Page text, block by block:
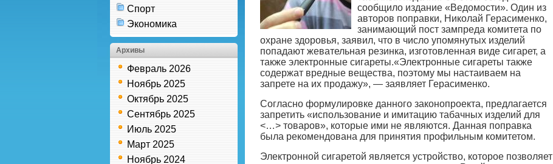
Спорт
Экономика
Архивы
Февраль 2026
Ноябрь 2025
Октябрь 2025
Сентябрь 2025
Июль 2025
Март 2025
Ноябрь 2024
сообщило издание «Ведомости». Один из
авторов поправки, Николай Герасименко,
занимающий пост зампреда комитета по
охране здоровья, заявил, что в число упомянутых изделий
попадают жевательная резинка, изготовленная виде сигарет, а
также электронные сигареты.«Электронные сигареты также
содержат вредные вещества, поэтому мы настаиваем на
запрете на их продажу», — заявляет Герасименко.
Согласно формулировке данного законопроекта, предлагается
запретить «использование и имитацию табачных изделий для
<…> товаров», которые ими не являются. Данная поправка
была рекомендована для принятия профильным комитетом.
Электронной сигаретой является устройство, которое позволяет